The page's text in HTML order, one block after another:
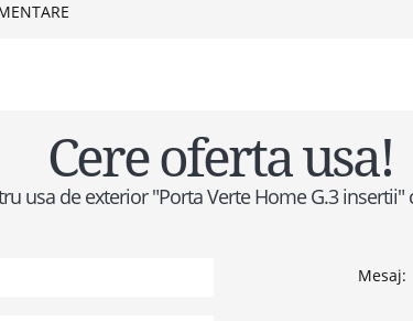
Cere oferta usa!
usa de exterior "Porta Verte Home G.3
Mesaj: